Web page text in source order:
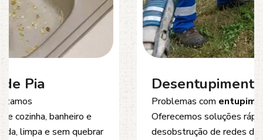
Desentupimento de Esgoto
Problemas com entupimento de esgoto?
Oferecemos soluções rápidas e eficientes para
desobstrução de redes de esgoto, caixas de